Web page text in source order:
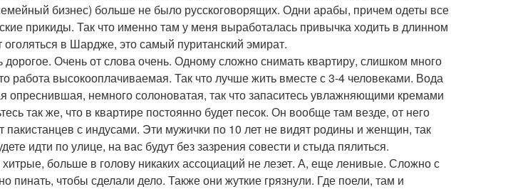
бизнес) больше не было русскоговорящих. Одни арабы, причем одеты все
прикиды. Так что именно там у меня выработалась привычка ходить в длинном
в Шардже, это самый пуританский эмират.
Очень от слова очень. Одному сложно снимать квартиру, слишком много
работа высокооплачиваемая. Так что лучше жить вместе с 3-4 человеками. Вода
опреснившая, немного солоноватая, так что запаситесь увлажняющими кремами
так же, что в квартире постоянно будет песок. Он вообще там везде, от него
пакистанцев с индусами. Эти мужички по 10 лет не видят родины и женщин, так
идти по улице, на вас будут без зазрения совести и стыда пялиться.
больше в голову никаких ассоциаций не лезет. А, еще ленивые. Сложно с
пинать, чтобы сделали дело. Также они жуткие грязнули. Где поели, там и